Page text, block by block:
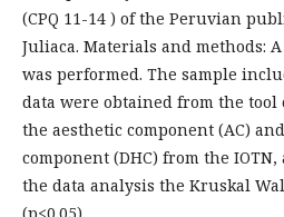
(CPQ 11-14 ) of the Peruvian
Juliaca. Materials and methods:
was performed. The sample
data were obtained from the
the aesthetic component (AC)
component (DHC) from the IOTN,
the data analysis the Kruskal